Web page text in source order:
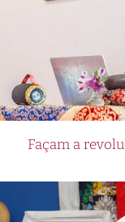
Façam a